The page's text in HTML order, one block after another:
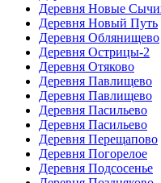
Деревня Новые
Деревня Новый Путь
Деревня Облянищево
Деревня Острицы-2
Деревня Отяково
Деревня Павлищево
Деревня Павлищево
Деревня Пасильево
Деревня Пасильево
Деревня Перещапово
Деревня Погорелое
Деревня Подсосенье